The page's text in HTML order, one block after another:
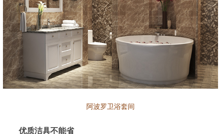
阿波罗卫浴套间
优质洁具不能省